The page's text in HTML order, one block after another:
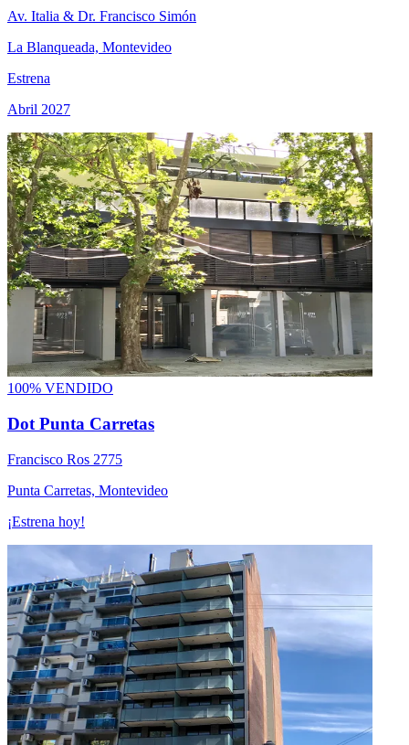
Av. Italia & Dr. Francisco Simón
La Blanqueada, Montevideo
Estrena
Abril 2027
100% VENDIDO
Dot Punta Carretas
Francisco Ros 2775
Punta Carretas, Montevideo
¡Estrena hoy!